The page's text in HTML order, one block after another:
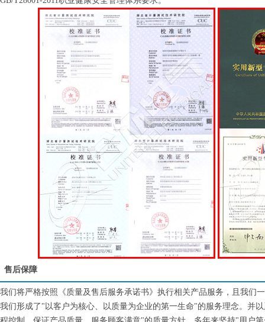
售后保障
我们将严格按照《质量及售后服务承诺书》执行相关产品服务，且我们
我们形成了"以客户为核心、以质量为企业的第一生命"的服务理念。并